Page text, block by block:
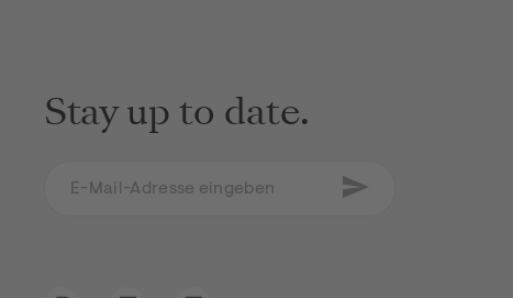
Stay up to date.
E-Mail-Adresse eingeben Newsletter abonnieren